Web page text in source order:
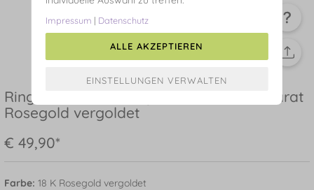
Ring BLOOM, Amethyst/Rhodolith, 18 Karat
Rosegold vergoldet
€ 49,90*
Farbe: 18 K Rosegold vergoldet
Impressum | Datenschutz
ALLE AKZEPTIEREN